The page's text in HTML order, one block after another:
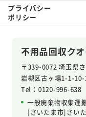
不用品回収ク
〒339-0072 埼玉県
岩槻区古ヶ場1-1-10-
Tel：0120-996-638
一般廃棄物収集運
[さいたま市]さい
プライバシー
ポリシー